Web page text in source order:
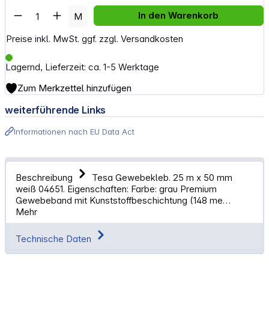
Preise inkl. MwSt. ggf. zzgl. Versandkosten
Lagernd, Lieferzeit: ca. 1-5 Werktage
Artikel Anzahl: Gib den gewünschten
M In den Warenkorb
Zum Merkzettel hinzufügen
weiterführende Links
Informationen nach EU Data Act
Beschreibung
Tesa Gewebekleb. 25 m x 50 mm
weiß 04651. Eigenschaften: Farbe: grau Premium
Gewebeband mit Kunststoffbeschichtung (148 me…
Mehr
Technische Daten